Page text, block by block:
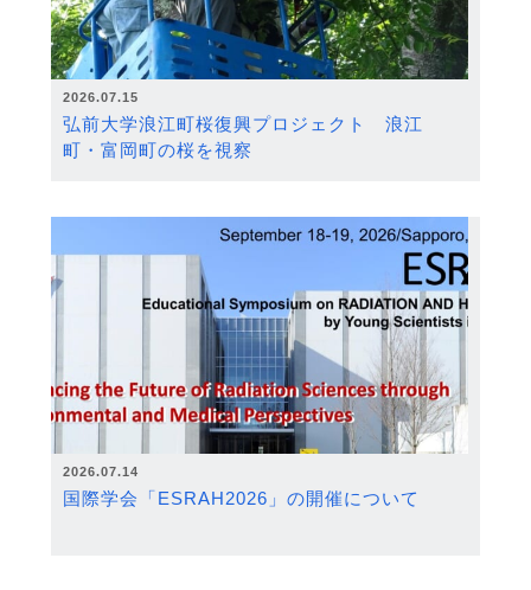
2026.07.15
弘前大学浪江町桜復興プロジェクト 浪江
町・富岡町の桜を視察
2026.07.14
国際学会「ESRAH2026」の開催について